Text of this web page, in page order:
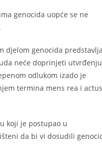
genocida uopće se ne
djelom genocida
neće doprinjeti utvrđenju
odlukom izado je
termina mens rea i actus
koji je postupao u
da bi vi dosudili